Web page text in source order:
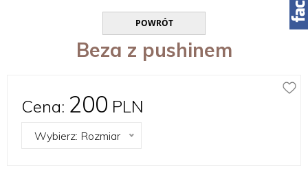
POWRÓT
Beza z pushinem
Cena: 200 PLN
Wybierz: Rozmiar